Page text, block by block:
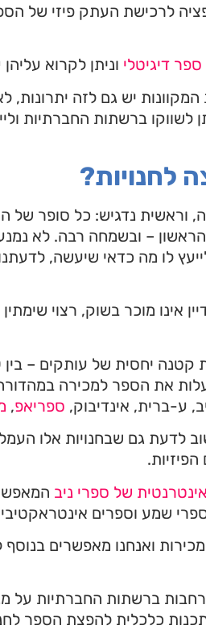
לרכישת העתק פיזי של
ספר דיגיטלי וניתן לקרוא
יש גם לזה יתרונות,
ברשתות החברתיות
לחנויות?
וראשית נדגיש: כל סופר של
– ובשמחה רבה. לא
לו מה כדאי שיעשה,
אינו מוכר בשוק, רצוי
את הספר למכירה
ע-ברית, אינדיבוק, ספריאפ,
לדעת גם שבחנויות אלו
של ספרי ניב
שמע וספרים
מ-80% תמלוגים מהמכירות ואנחנו
רחבות ברשתות החברתיות על
כלכלית להפצת הספר